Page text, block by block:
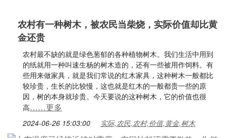
农村有一种树木，被农民当柴烧，实际价值却比黄
金还贵
农村最不缺的就是绿色葱郁的各种植物树木。我们生活中用到
的纸就用一种叫速生杨的树木造的，还有一些被用作饲料。有
些用来做家具，就是我们常说的红木家具，这种树木一般都比
较珍贵，生长的比较慢，这也就是红木的一般都贵一些的原
因，树的本身就珍贵。今天要说的这种树木，它的价值也很
高……更多
2024-06-26 15:03:00 实际,农民,农村,价值,黄金,树木